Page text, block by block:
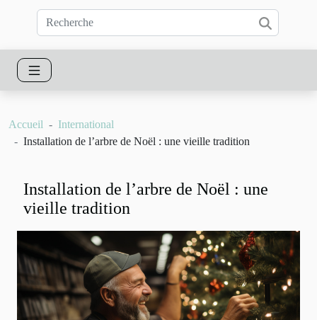
Accueil
International
Installation de l’arbre de Noël : une vieille tradition
Installation de l’arbre de Noël : une
vieille tradition